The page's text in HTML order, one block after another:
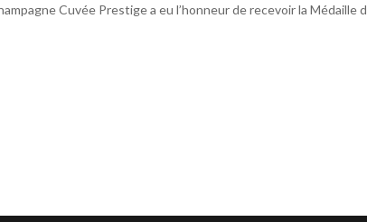
Cuvée Prestige a eu l’honneur de recevoir la Médaille